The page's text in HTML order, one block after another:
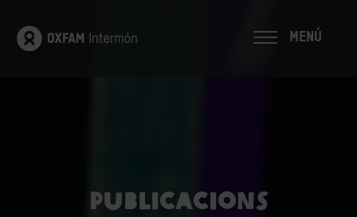
MENÚ
Publicacions